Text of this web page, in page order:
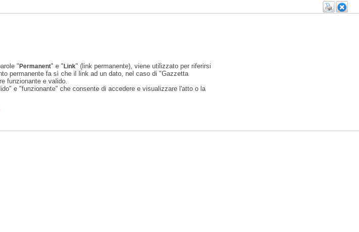
"Permanent" e "Link" (link permanente), viene utilizzato per riferirsi
permanente fa sì che il link ad un dato, nel caso di "Gazzetta
funzionante e valido.
e "funzionante" che consente di accedere e visualizzare l'atto o la